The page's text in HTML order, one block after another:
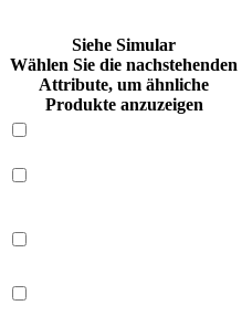
Siehe Simular
Wählen Sie die nachstehenden
Attribute, um ähnliche
Produkte anzuzeigen